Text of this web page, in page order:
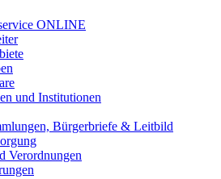
ONLINE
und Institutionen
Bürgerbriefe & Leitbild
Verordnungen